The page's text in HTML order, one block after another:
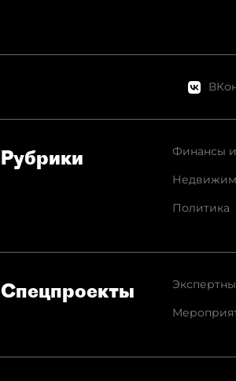
Рубрики
Финансы
Политика
Спец­проекты